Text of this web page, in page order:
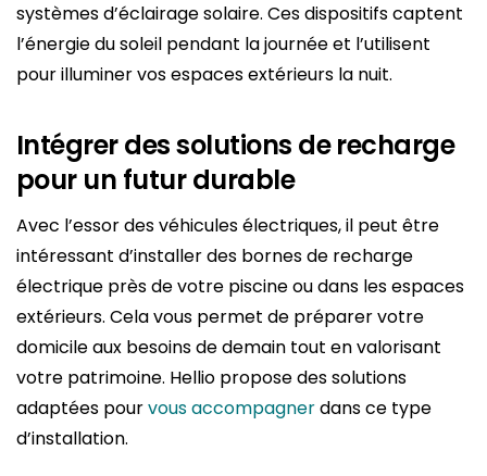
systèmes d’éclairage solaire. Ces dispositifs captent
l’énergie du soleil pendant la journée et l’utilisent
pour illuminer vos espaces extérieurs la nuit.
Intégrer des solutions de recharge
pour un futur durable
Avec l’essor des véhicules électriques, il peut être
intéressant d’installer des bornes de recharge
électrique près de votre piscine ou dans les espaces
extérieurs. Cela vous permet de préparer votre
domicile aux besoins de demain tout en valorisant
votre patrimoine. Hellio propose des solutions
adaptées pourvous accompagnerdans ce type
d’installation.